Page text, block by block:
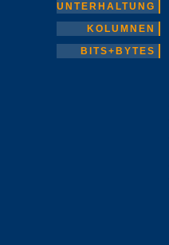
UNTERHALTUNG
KOLUMNEN
BITS+BYTES